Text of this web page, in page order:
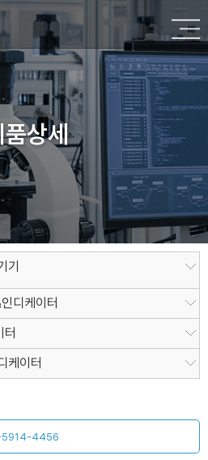
품상세
기
디케이터
터
케이터
5914-4456